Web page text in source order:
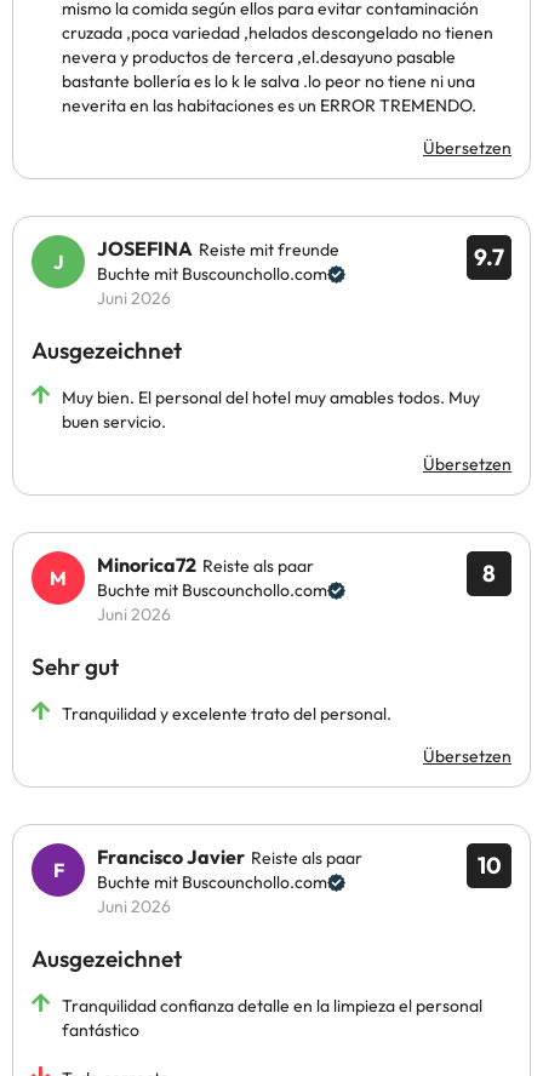
mismo la comida según ellos para evitar contaminación
cruzada ,poca variedad ,helados descongelado no tienen
nevera y productos de tercera ,el.desayuno pasable
bastante bollería es lo k le salva .lo peor no tiene ni una
neverita en las habitaciones es un ERROR TREMENDO.
Übersetzen
9.7
JOSEFINA Reiste mit freunde
Buchte mit Buscounchollo.com
Juni 2026
Ausgezeichnet
Muy bien. El personal del hotel muy amables todos. Muy
buen servicio.
Übersetzen
8
Minorica72 Reiste als paar
Buchte mit Buscounchollo.com
Juni 2026
Sehr gut
Tranquilidad y excelente trato del personal.
Übersetzen
10
Francisco Javier Reiste als paar
Buchte mit Buscounchollo.com
Juni 2026
Ausgezeichnet
Tranquilidad confianza detalle en la limpieza el personal
fantástico